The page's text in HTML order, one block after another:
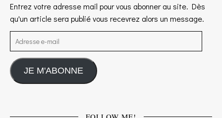
Entrez votre adresse mail pour vous abonner au site. Dès
qu'un article sera publié vous recevrez alors un message.
Adresse e-mail
JE M'ABONNE